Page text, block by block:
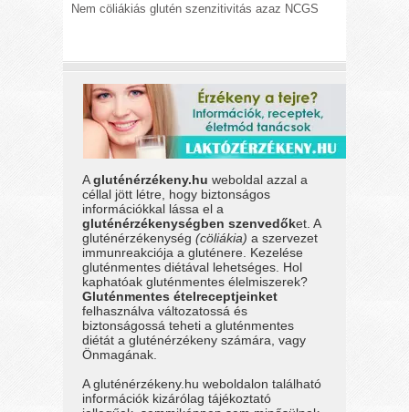
Nem cöliákiás glutén szenzitivitás azaz NCGS
Agluténérzékeny.hu weboldal azzal a
céllal jött létre, hogy biztonságos
információkkal lássa el a
gluténérzékenységben szenvedőket. A
gluténérzékenység(cöliákia) a szervezet
immunreakciója a gluténere. Kezelése
gluténmentes diétával lehetséges. Hol
kaphatóak gluténmentes élelmiszerek?
Gluténmentes ételreceptjeinket
felhasználva változatossá és
biztonságossá teheti a gluténmentes
diétát a gluténérzékeny számára, vagy
Önmagának.
A gluténérzékeny.hu weboldalon található
információk kizárólag tájékoztató